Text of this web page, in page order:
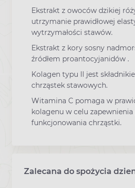
Ekstrakt z owoców dzikiej
utrzymanie prawidłowej
wytrzymałości stawów.
Ekstrakt z kory sosny
źródłem proantocyjanidów .
Kolagen typu II jest
chrząstek stawowych.
Witamina C pomaga w
kolagenu w celu zapewnienia
funkcjonowania chrząstki.
Zalecana do spożycia